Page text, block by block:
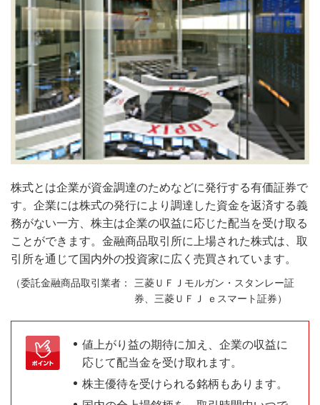
株式とは企業が資金調達のためなどに発行する有価証券で
す。企業には株式の発行により調達した資金を返済する義
務がない一方、株主は企業の収益に応じた配当を受け取る
ことができます。金融商品取引所に上場された株式は、取
引所を通じて国内外の投資家に広く売買されています。
三菱ＵＦＪモルガン・スタンレー証
券、三菱ＵＦＪ ｅスマート証券）
値上がり益の期待に加え、企業の収益に
応じて配当金を受け取れます。
株主優待を受けられる銘柄もあります。